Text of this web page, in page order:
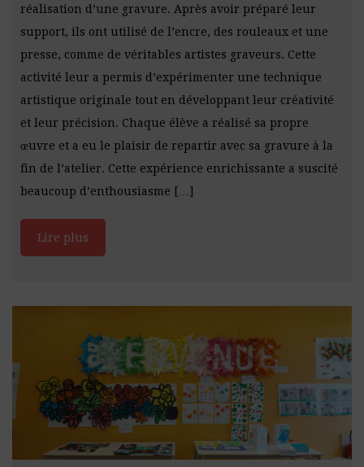
réalisation d’une gravure. Après avoir préparé leur
support, ils ont utilisé de l’encre, des rouleaux et une
presse, comme de véritables artistes graveurs. Cette
activité leur a permis d’expérimenter une technique
artistique originale tout en développant leur créativité
et leur précision. Chaque élève a réalisé sa propre
œuvre et a eu le plaisir de repartir avec sa gravure à la
fin de l’atelier. Cette expérience enrichissante a suscité
beaucoup d’enthousiasme […]
Lire plus